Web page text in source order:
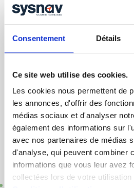
Consentement Détails
Ce site web utilise des cookies.
Les cookies nous permettent de
les annonces, d'offrir des
médias sociaux et d'analyser
également des informations sur
avec nos partenaires de médias
d'analyse, qui peuvent combiner
informations que vous leur avez
collectées lors de votre
Les dispositifs PTI /
(Protection du Travailleur Isolé /
automatique (détection de perte
même la géolocalisation en
pour faciliter et accélérer